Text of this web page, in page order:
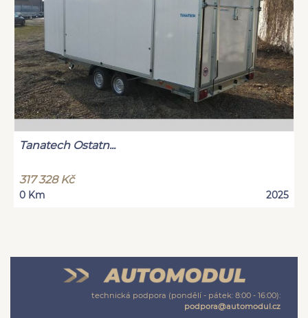
Tanatech Ostatn...
317 328 Kč
0 Km 2025
technická podpora (pondělí - pátek: 8:00 - 16:00):
podpora@automodul.cz